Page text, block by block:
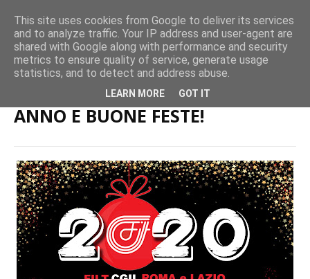
Home page FILT CGIL: AUGURI DI BUON ANNO E BUONE FESTE!
FILT CGIL: AUGURI DI BUON
ANNO E BUONE FESTE!
This site uses cookies from Google to deliver its services
and to analyze traffic. Your IP address and user-agent are
shared with Google along with performance and security
metrics to ensure quality of service, generate usage
statistics, and to detect and address abuse.
LEARN MORE GOT IT